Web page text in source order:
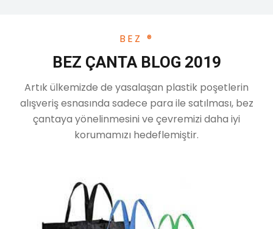
BEZ ®
BEZ ÇANTA BLOG 2019
Artık ülkemizde de yasalaşan plastik poşetlerin
alışveriş esnasında sadece para ile satılması, bez
çantaya yönelinmesini ve çevremizi daha iyi
korumamızı hedeflemiştir.